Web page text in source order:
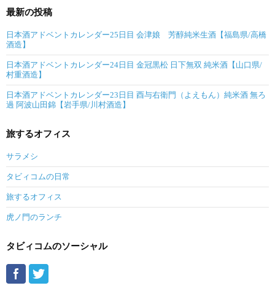
最新の投稿
日本酒アドベントカレンダー25日目 会津娘 芳醇純米生酒【福島県/高橋
酒造】
日本酒アドベントカレンダー24日目 金冠黒松 日下無双 純米酒【山口県/
村重酒造】
日本酒アドベントカレンダー23日目 酉与右衛門（よえもん）純米酒 無ろ
過 阿波山田錦【岩手県/川村酒造】
旅するオフィス
サラメシ
タビィコムの日常
旅するオフィス
虎ノ門のランチ
タビィコムのソーシャル